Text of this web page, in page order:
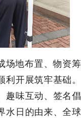
场地布置、物资筹
开展筑牢基础。
趣味互动、签名倡
水日的由来、全球